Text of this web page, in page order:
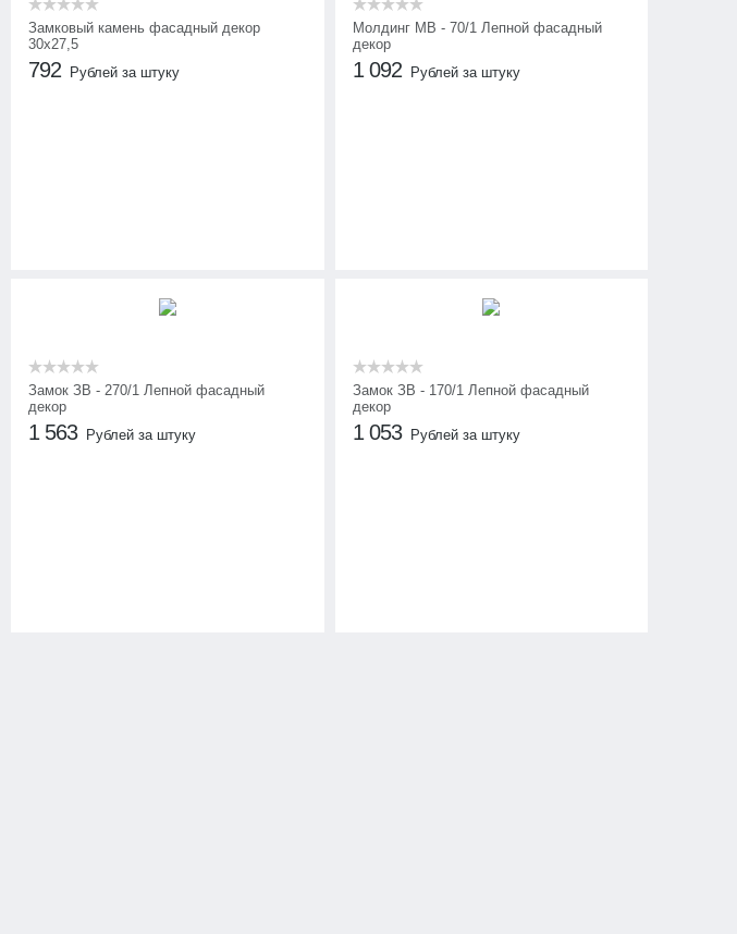
Замковый камень фасадный декор
30х27,5
792 Рублей за штуку
Молдинг МВ - 70/1 Лепной фасадный
декор
1 092 Рублей за штуку
Замок ЗВ - 270/1 Лепной фасадный
декор
1 563 Рублей за штуку
Замок ЗВ - 170/1 Лепной фасадный
декор
1 053 Рублей за штуку